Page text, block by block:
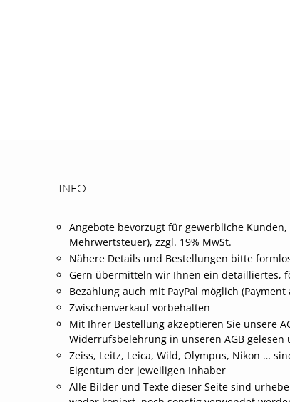
INFO
Angebote bevorzugt für gewerbliche
Mehrwertsteuer), zzgl. 19% MwSt.
Nähere Details und Bestellungen bitte
Gern übermitteln wir Ihnen ein detailliertes,
Bezahlung auch mit PayPal möglich
Zwischenverkauf vorbehalten
Mit Ihrer Bestellung akzeptieren Sie unsere
Widerrufsbelehrung in unseren AGB gelesen
Zeiss, Leitz, Leica, Wild, Olympus, Nikon …
Eigentum der jeweiligen Inhaber
Alle Bilder und Texte dieser Seite sind